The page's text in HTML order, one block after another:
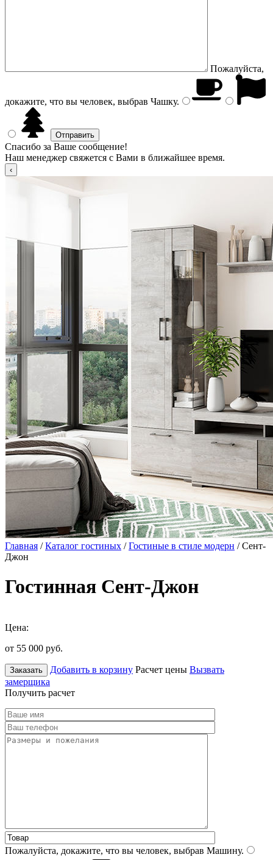
Пожалуйста,
докажите, что вы человек, выбрав Чашку.
Спасибо за Ваше сообщение!
Наш менеджер свяжется с Вами в ближайшее время.
Главная /Каталог гостиных /Гостиные в стиле модерн / Сент-
Джон
Гостинная Сент-Джон
Цена:
от 55 000 руб.
Заказать Добавить в корзину Расчет цены Вызвать
замерщика
Получить расчет
Пожалуйста, докажите, что вы человек, выбрав Машину.